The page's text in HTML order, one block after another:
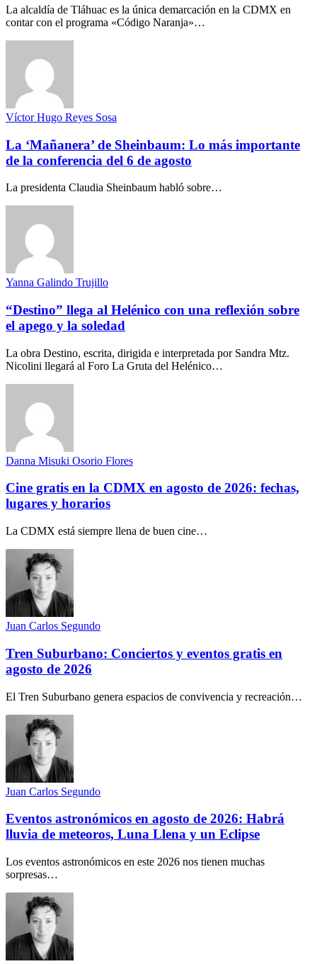
La alcaldía de Tláhuac es la única demarcación en la CDMX en
contar con el programa «Código Naranja»…
Víctor Hugo Reyes Sosa
La ‘Mañanera’ de Sheinbaum: Lo más importante
de la conferencia del 6 de agosto
La presidenta Claudia Sheinbaum habló sobre…
Yanna Galindo Trujillo
“Destino” llega al Helénico con una reflexión sobre
el apego y la soledad
La obra Destino, escrita, dirigida e interpretada por Sandra Mtz.
Nicolini llegará al Foro La Gruta del Helénico…
Danna Misuki Osorio Flores
Cine gratis en la CDMX en agosto de 2026: fechas,
lugares y horarios
La CDMX está siempre llena de buen cine…
Juan Carlos Segundo
Tren Suburbano: Conciertos y eventos gratis en
agosto de 2026
El Tren Suburbano genera espacios de convivencia y recreación…
Juan Carlos Segundo
Eventos astronómicos en agosto de 2026: Habrá
lluvia de meteoros, Luna Llena y un Eclipse
Los eventos astronómicos en este 2026 nos tienen muchas
sorpresas…